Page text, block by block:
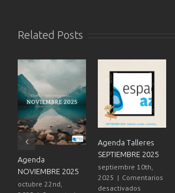
Related Posts
Agenda Talleres
SEPTIEMBRE 2025
septiembre 10th,
desactivados
REGALA BIENESTAR,
REGALA ESPACIO
AZUL